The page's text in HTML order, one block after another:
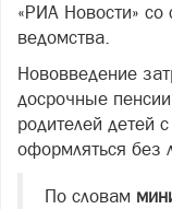
«РИА Новости» со
ведомства.
Нововведение
досрочные
родителей детей
оформляться без
По словам